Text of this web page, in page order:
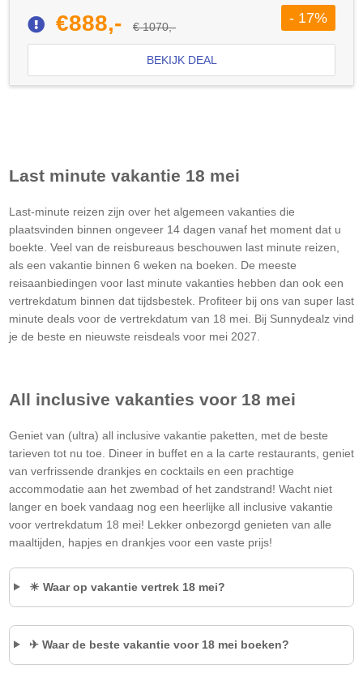
€888,- € 1070,-
- 17%
BEKIJK DEAL
Last minute vakantie 18 mei
Last-minute reizen zijn over het algemeen vakanties die
plaatsvinden binnen ongeveer 14 dagen vanaf het moment dat u
boekte. Veel van de reisbureaus beschouwen last minute reizen,
als een vakantie binnen 6 weken na boeken. De meeste
reisaanbiedingen voor last minute vakanties hebben dan ook een
vertrekdatum binnen dat tijdsbestek. Profiteer bij ons van super last
minute deals voor de vertrekdatum van 18 mei. Bij Sunnydealz vind
je de beste en nieuwste reisdeals voor mei 2027.
All inclusive vakanties voor 18 mei
Geniet van (ultra) all inclusive vakantie paketten, met de beste
tarieven tot nu toe. Dineer in buffet en a la carte restaurants, geniet
van verfrissende drankjes en cocktails en een prachtige
accommodatie aan het zwembad of het zandstrand! Wacht niet
langer en boek vandaag nog een heerlijke all inclusive vakantie
voor vertrekdatum 18 mei! Lekker onbezorgd genieten van alle
maaltijden, hapjes en drankjes voor een vaste prijs!
☀ Waar op vakantie vertrek 18 mei?
✈ Waar de beste vakantie voor 18 mei boeken?